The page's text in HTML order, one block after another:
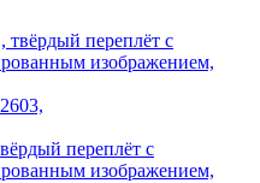
переплёт с
изображением,